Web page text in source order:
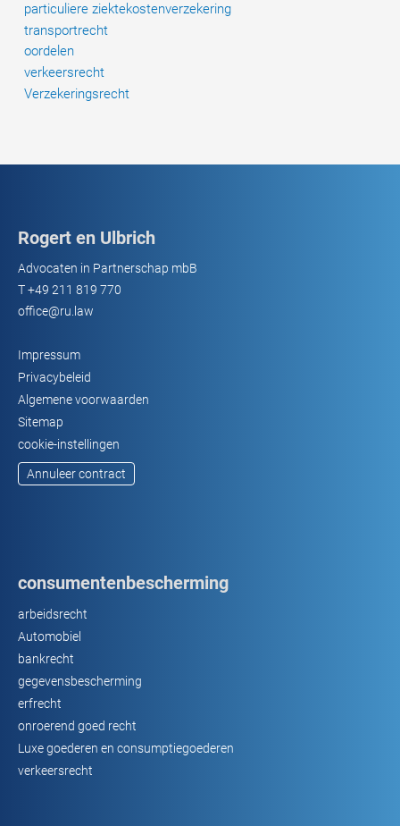
particuliere ziektekostenverzekering
transportrecht
oordelen
verkeersrecht
Verzekeringsrecht
Rogert en Ulbrich
Advocaten in Partnerschap mbB
T+49 211 819 770
office@ru.law
Impressum
Privacybeleid
Algemene voorwaarden
Sitemap
cookie-instellingen
Annuleer contract
consumentenbescherming
arbeidsrecht
Automobiel
bankrecht
gegevensbescherming
erfrecht
onroerend goed recht
Luxe goederen en consumptiegoederen
verkeersrecht